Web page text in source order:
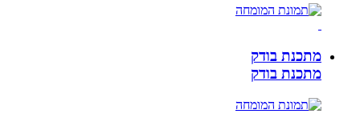
מתכנת בודק
מתכנת בודק